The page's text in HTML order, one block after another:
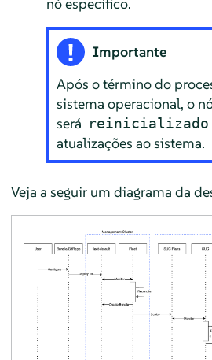
nó específico.
Importante
Após o término do
sistema operacional, o
será reinicializado
atualizações ao sistema.
Veja a seguir um diagrama da